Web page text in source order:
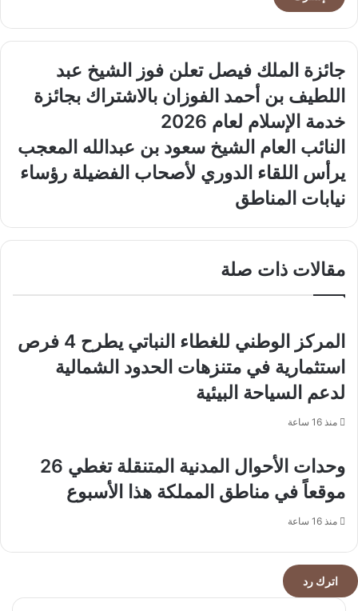
جائزة
الملك
فيصل
تعلن
فوز
الشيخ
اللطيف
بن
بجائزة
الإسلام
2026
جائزة الملك فيصل تعلن فوز الشيخ عبد
اللطيف بن أحمد الفوزان بالاشتراك بجائزة
خدمة الإسلام لعام 2026
النائب
العام
الشيخ
سعود
بن
عبدالله
المعجب
يرأس
اللقاء
الدوري
رؤساء
نيابات
المناطق
النائب العام الشيخ سعود بن عبدالله المعجب
يرأس اللقاء الدوري لأصحاب الفضيلة رؤساء
نيابات المناطق
مقالات ذات صلة
المركز الوطني للغطاء النباتي يطرح 4 فرص
استثمارية في متنزهات الحدود الشمالية
لدعم السياحة البيئية
منذ 16 ساعة
وحدات الأحوال المدنية المتنقلة تغطي 26
موقعاً في مناطق المملكة هذا الأسبوع
منذ 16 ساعة
اترك رد